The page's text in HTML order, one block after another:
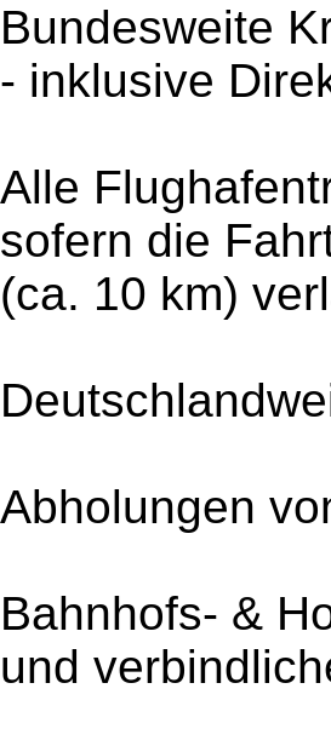
Bundesweite
- inklusive
Alle
sofern die
(ca. 10 km)
Abholungen
Bahnhofs- &
und